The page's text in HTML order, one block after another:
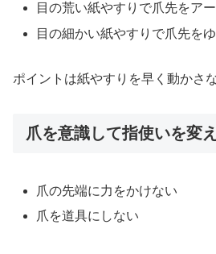
目の荒い紙やすりで爪先をア
目の細かい紙やすりで爪先を
ポイントは紙やすりを早く動かさな
爪を意識して指使いを変
爪の先端に力をかけない
爪を道具にしない